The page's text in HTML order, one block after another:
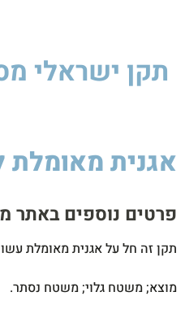
תקן ישראלי
אגנית
פרטים נוספים באתר מכון
תקן זה חל על אגנית מאומלת
מוצא; משטח גלוי; משטח נסתר.